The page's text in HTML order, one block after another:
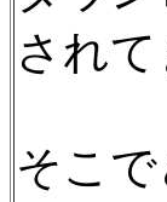
されて
そこ